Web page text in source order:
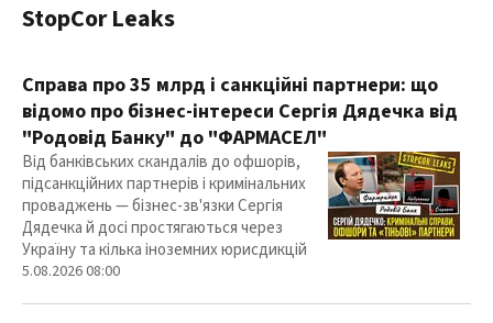
StopCor Leaks
Справа про 35 млрд і санкційні партнери: що
відомо про бізнес-інтереси Сергія Дядечка від
"Родовід Банку" до "ФАРМАСЕЛ"
Від банківських скандалів до офшорів,
підсанкційних партнерів і кримінальних
проваджень — бізнес-зв'язки Сергія
Дядечка й досі простягаються через
Україну та кілька іноземних юрисдикцій
5.08.2026 08:00